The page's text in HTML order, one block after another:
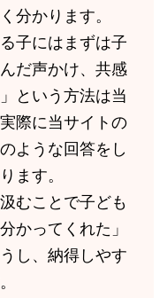
分かります。
子にはまずは子
だ声かけ、共感
という方法は当
際に当サイトの
ような回答をし
ます。
むことで子ども
かってくれた」
し、納得しやす